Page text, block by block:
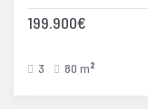
199.900€
3 80 m 2